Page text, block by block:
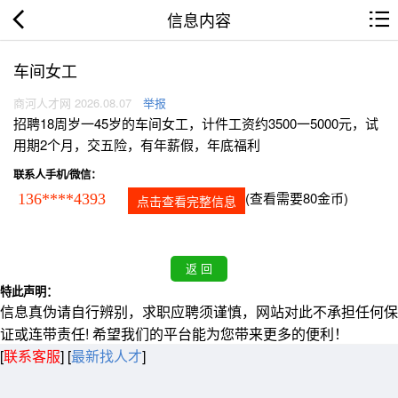
信息内容
车间女工
商河人才网 2026.08.07 举报
招聘18周岁一45岁的车间女工，计件工资约3500一5000元，试
用期2个月，交五险，有年薪假，年底福利
联系人手机/微信：
136****4393 点击查看完整信息 (查看需要80金币)
特此声明：
信息真伪请自行辨别，求职应聘须谨慎，网站对此不承担任何保
证或连带责任! 希望我们的平台能为您带来更多的便利！
[联系客服] [最新找人才]